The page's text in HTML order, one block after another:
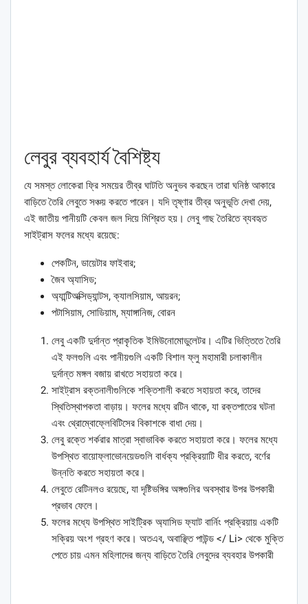
লেবুর ব্যবহার্য বৈশিষ্ট্য
যে সমস্ত লোকেরা ফ্রি সময়ের তীব্র ঘাটতি অনুভব করছেন তারা ঘনিষ্ঠ আকারে
বাড়িতে তৈরি লেবুতে সঞ্চয় করতে পারেন। যদি তৃষ্ণার তীব্র অনুভূতি দেখা দেয়,
এই জাতীয় পানীয়টি কেবল জল দিয়ে মিশ্রিত হয়। লেবু গাছ তৈরিতে ব্যবহৃত
সাইট্রাস ফলের মধ্যে রয়েছে:
পেকটিন, ডায়েটার ফাইবার;
জৈব অ্যাসিড;
অ্যান্টিঅক্সিড্যান্টস, ক্যালসিয়াম, আয়রন;
পটাসিয়াম, সোডিয়াম, ম্যাঙ্গানিজ, বোরন
লেবু একটি দুর্দান্ত প্রাকৃতিক ইমিউনোমোডুলেটর। এটির ভিত্তিতে তৈরি
এই ফলগুলি এবং পানীয়গুলি একটি বিশাল ফ্লু মহামারী চলাকালীন
দুর্দান্ত মঙ্গল বজায় রাখতে সহায়তা করে।
সাইট্রাস রক্তনালীগুলিকে শক্তিশালী করতে সহায়তা করে, তাদের
স্থিতিস্থাপকতা বাড়ায়। ফলের মধ্যে রটিন থাকে, যা রক্তপাতের ঘটনা
এবং থ্রোম্বোফ্লেবিটিসের বিকাশকে বাধা দেয়।
লেবু রক্তে শর্করার মাত্রা স্বাভাবিক করতে সহায়তা করে। ফলের মধ্যে
উপস্থিত বায়োফ্লাভোনয়েডগুলি বার্ধক্য প্রক্রিয়াটি ধীর করতে, বর্ণের
উন্নতি করতে সহায়তা করে।
লেবুতে রেটিনলও রয়েছে, যা দৃষ্টিভঙ্গির অঙ্গগুলির অবস্থার উপর উপকারী
প্রভাব ফেলে।
ফলের মধ্যে উপস্থিত সাইট্রিক অ্যাসিড ফ্যাট বার্নিং প্রক্রিয়ায় একটি
সক্রিয় অংশ গ্রহণ করে। অতএব, অবাঞ্ছিত পাউন্ড </ Li> থেকে মুক্তি
পেতে চায় এমন মহিলাদের জন্য বাড়িতে তৈরি লেবুদের ব্যবহার উপকারী